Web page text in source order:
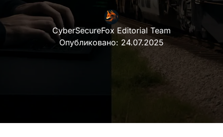
CyberSecureFox Editorial Team
Опубликовано: 24.07.2025